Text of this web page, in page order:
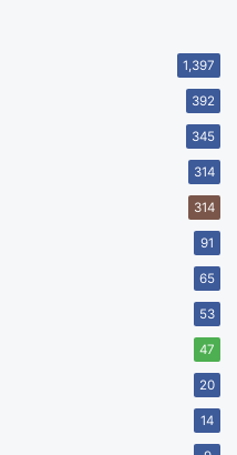
1,397
392
345
314
314
91
65
53
47
20
14